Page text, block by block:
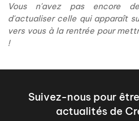
Vous n'avez pas encore
d'actualiser celle qui apparaît
vers vous à la rentrée pour
!
Suivez-nous pour
actualités de